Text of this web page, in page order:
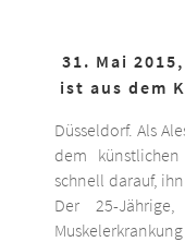
31. Mai
ist aus dem
Düsseldorf. Als
dem
schnell darauf,
Der 25-